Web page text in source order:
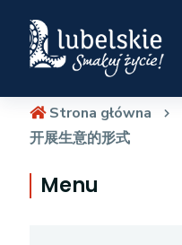
Strona główna
开展生意的形式
Menu